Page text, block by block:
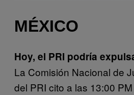
MÉXICO
Hoy, el PRI podría
La Comisión Nacional de
del PRI cito a las 13:00